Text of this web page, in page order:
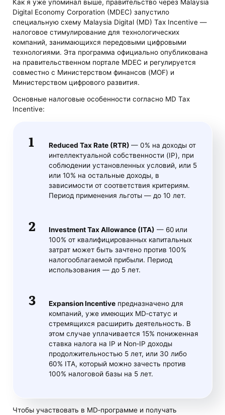
Как я уже упоминал выше, правительство через Malaysia
Digital Economy Corporation (MDEC) запустило
специальную схему Malaysia Digital (MD) Tax Incentive —
налоговое стимулирование для технологических
компаний, занимающихся передовыми цифровыми
технологиями. Эта программа официально опубликована
на правительственном портале MDEC и регулируется
совместно с Министерством финансов (MOF) и
Министерством цифрового развития.
Основные налоговые особенности согласно MD Tax
Incentive:
Reduced Tax Rate (RTR) — 0% на доходы от
интеллектуальной собственности (IP), при
соблюдении установленных условий, или 5
или 10% на остальные доходы, в
зависимости от соответствия критериям.
Период применения льготы — до 10 лет.
Investment Tax Allowance (ITA) — 60 или
100% от квалифицированных капитальных
затрат может быть зачтено против 100%
налогооблагаемой прибыли. Период
использования — до 5 лет.
Expansion Incentiveпредназначено для
компаний, уже имеющих MD‑статус и
стремящихся расширить деятельность. В
этом случае уплачивается 15% пониженная
ставка налога на IP и Non‑IP доходы
продолжительностью 5 лет, или 30 либо
60% ITA, который можно зачесть против
100% налоговой базы на 5 лет.
Чтобы участвовать в MD‑программе и получать